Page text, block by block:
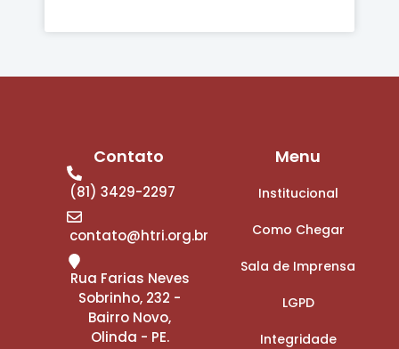
Contato
(81) 3429-2297
contato@htri.org.br
Rua Farias Neves
Sobrinho, 232 -
Bairro Novo,
Olinda - PE.
Menu
Institucional
Como Chegar
Sala de Imprensa
LGPD
Integridade